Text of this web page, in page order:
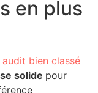
en plus
bien classé
solide pour